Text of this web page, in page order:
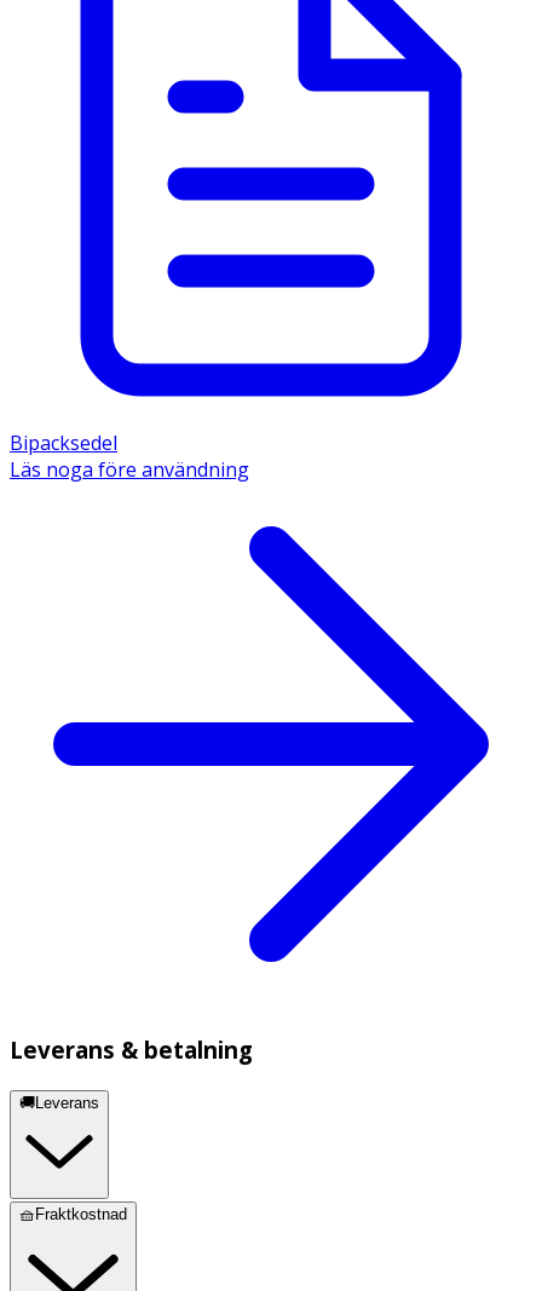
Bipacksedel
Läs noga före användning
Leverans & betalning
🚚Leverans
🧺Fraktkostnad